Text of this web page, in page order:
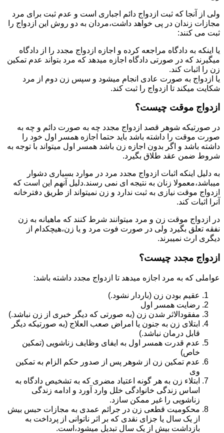
ولی از آنجا که ثبت ازدواج دائم اجباری است و عدم ثبت برای مرد
مجازات زندان در پی خواهد داشت،مردان به دو روش این ازدواج را
ثبت می کنند:
یا اینکه به دادگاه مراجعه کرده و اجازه ازدواج مجدد را از دادگاه
میگیرند که در صورتی دادگاه اجازه میدهد که مرد بتواند عدم تمکین
زن را اثبات کند.
یا ازدواج به صورت عادی انجام میشود و سپس زن دوم از مرد
شکایت میکند تا ازدواج را ثبت کند.
ازدواج موقت چیست؟
در صورتیکه شوهر قصد ازدواج مجدد چه به صورت دائم و چه به
صورت موقت را داشته باشد باید حتما اجازه همسر اول خود را
داشته باشد و اگر بدون اجازه زن باشد همسر اول میتواند با توجه به
شروط ضمن عقد طلاق بگیرد.
به دلیل اینکه اثبات ازدواج مجدد مرد در موارد بسیاری دشوار
میباشد،معمولا زنان به نتیجه ای نمی رسند.دلیل آنهم این است که
ازدواج موقت نیازی به ثبت ندارد و زن نمیتواند از طریق دفترخانه
آنرا اثبات کند.
در ازدواج موقت زن و مرد میتوانند شرط کنند که ماهیانه به زن
نفقه تعلق بگیرد ولی در صورت فوت مرد و یا زن،هیچکدام از
دیگری ارث نمیبرند.
ازدواج مجدد چیست؟
عواملی که به مرد اجازه میدهد تا ازدواج مجدد داشته باشد:
عقیم بودن زن (باردار نشود.)
رضایت همسر اول
مفقودالاثر شدن زن (به صورتی که دیگر خبری از زن نباشد.)
ابتلای زن به جنون یا امراض صعب العلاج (به صورتیکه دیگر
قابل درمان نباشد.)
عدم قدرت همسر اول به ایفای وظایف زناشویی (تمکین
خاص)
عدم تمکین زن از شوهر پس از صدور حکم الزام به تمکین
وی
ابتلاء زن به هر گونه اعتیاد مضری که به تشخیص دادگاه به
اساس زندگی خانوادگی خلل وارد آورد و ادامه زندگی
زناشویی را غیر ممکن سازد.
محکومیت قطعی زن در جرائم عمدی به مجازات حبس بیش
از یک سال یا جزای نقدی که بر اثر ناتوانی از پرداخت به
بازداشت بیش از یک سال تبدیل می‎شود،است.